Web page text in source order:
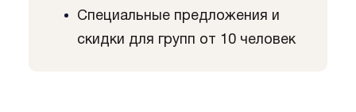
Специальные предложения и
скидки для групп от 10 человек